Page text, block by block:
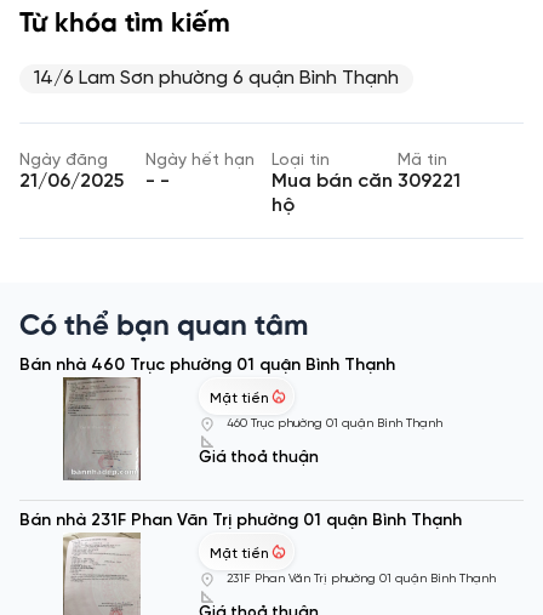
Từ khóa tìm kiếm
14/6 Lam Sơn phường 6 quận Bình Thạnh
Ngày đăng
21/06/2025
Ngày hết hạn
- -
Loại tin
Mua bán căn
hộ
Mã tin
309221
Có thể bạn quan tâm
Bán nhà 460 Trục phường 01 quận Bình Thạnh
Mặt tiền
460 Trục phường 01 quận Bình Thạnh
Giá thoả thuận
Bán nhà 231F Phan Văn Trị phường 01 quận Bình Thạnh
Mặt tiền
231F Phan Văn Trị phường 01 quận Bình Thạnh